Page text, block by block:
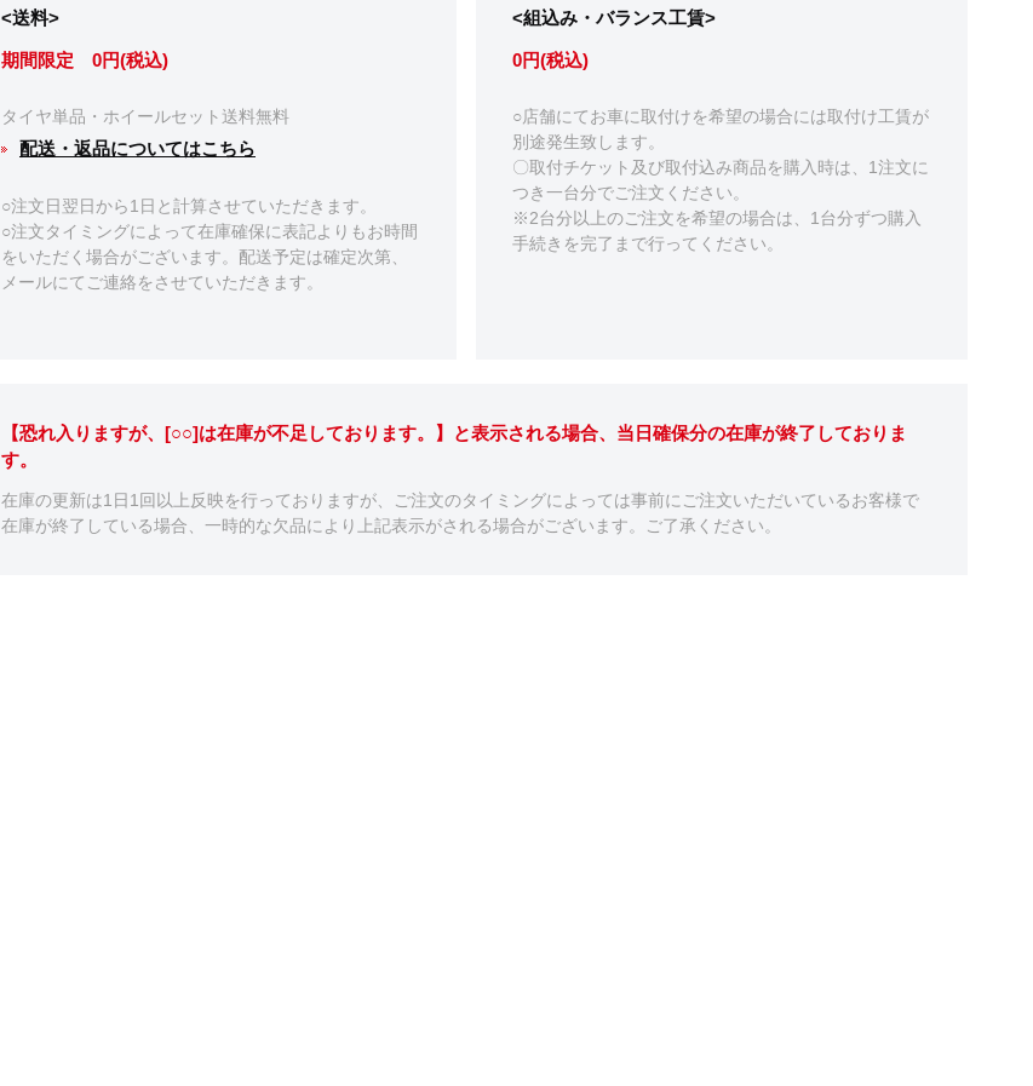
<送料>
期間限定 0円(税込)
タイヤ単品・ホイールセット送料無料
配送・返品についてはこちら
○注文日翌日から1日と計算させていただきます。
○注文タイミングによって在庫確保に表記よりもお時間
をいただく場合がございます。配送予定は確定次第、
メールにてご連絡をさせていただきます。
<組込み・バランス工賃>
0円(税込)
○店舗にてお車に取付けを希望の場合には取付け工賃が
別途発生致します。
〇取付チケット及び取付込み商品を購入時は、1注文に
つき一台分でご注文ください。
※2台分以上のご注文を希望の場合は、1台分ずつ購入
手続きを完了まで行ってください。
【恐れ入りますが、[○○]は在庫が不足しております。】と表示される場合、当日確保分の在庫が終了しておりま
す。
在庫の更新は1日1回以上反映を行っておりますが、ご注文のタイミングによっては事前にご注文いただいているお客様で
在庫が終了している場合、一時的な欠品により上記表示がされる場合がございます。ご了承ください。